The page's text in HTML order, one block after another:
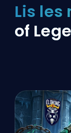
Lis les
of